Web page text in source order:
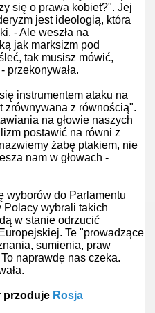
się o prawa kobiet?". Jej
jest ideologią, która
- Ale weszła na
jak marksizm pod
tak musisz mówić,
przekonywała.
instrumentem ataku na
zrównywana z równością".
na głowie naszych
postawić na równi z
żabę ptakiem, nie
nam w głowach -
wyborów do Parlamentu
Polacy wybrali takich
w stanie odrzucić
Te "prowadzące
sumienia, praw
naprawdę nas czeka.
przoduje Rosja